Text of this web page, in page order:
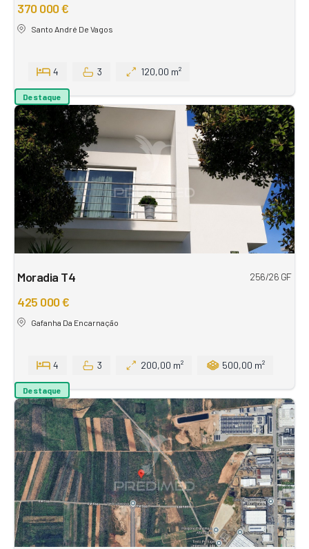
370 000 €
Santo André De Vagos
4 3 120,00 m²
Destaque
Moradia T4 256/26 GF
425 000 €
Gafanha Da Encarnação
4 3 200,00 m² 500,00 m²
Destaque